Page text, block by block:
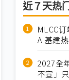
近７天热
MLCC
AI基建
2027全
不宣」